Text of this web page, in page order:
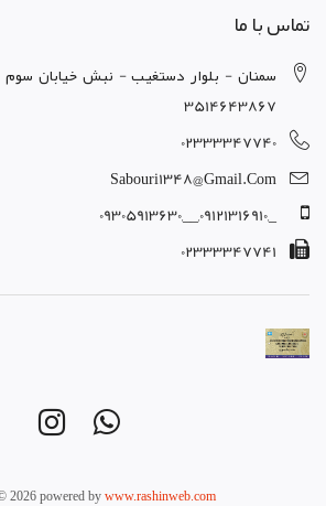
تماس با ما
سمنان - بلوار دستغيب - نبش خيابان سوم
3514643867
02333347740
Sabouri1348@gmail.com
_,09121316910,__,09305913630
02333347741
2026 powered by www.rashinweb.com